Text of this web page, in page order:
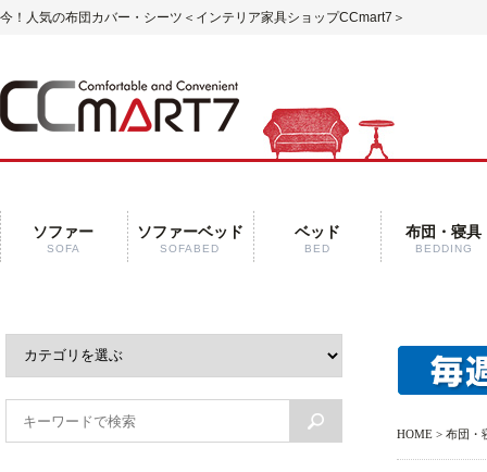
今！人気の布団カバー・シーツ ＜インテリア家具ショップCCmart7＞
ソファー
SOFA
ソファーベッド
SOFABED
ベッド
BED
布団・寝具
BEDDING
HOME > 布団・